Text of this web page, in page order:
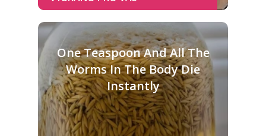
One Teaspoon And All The
Worms In The Body Die
Instantly